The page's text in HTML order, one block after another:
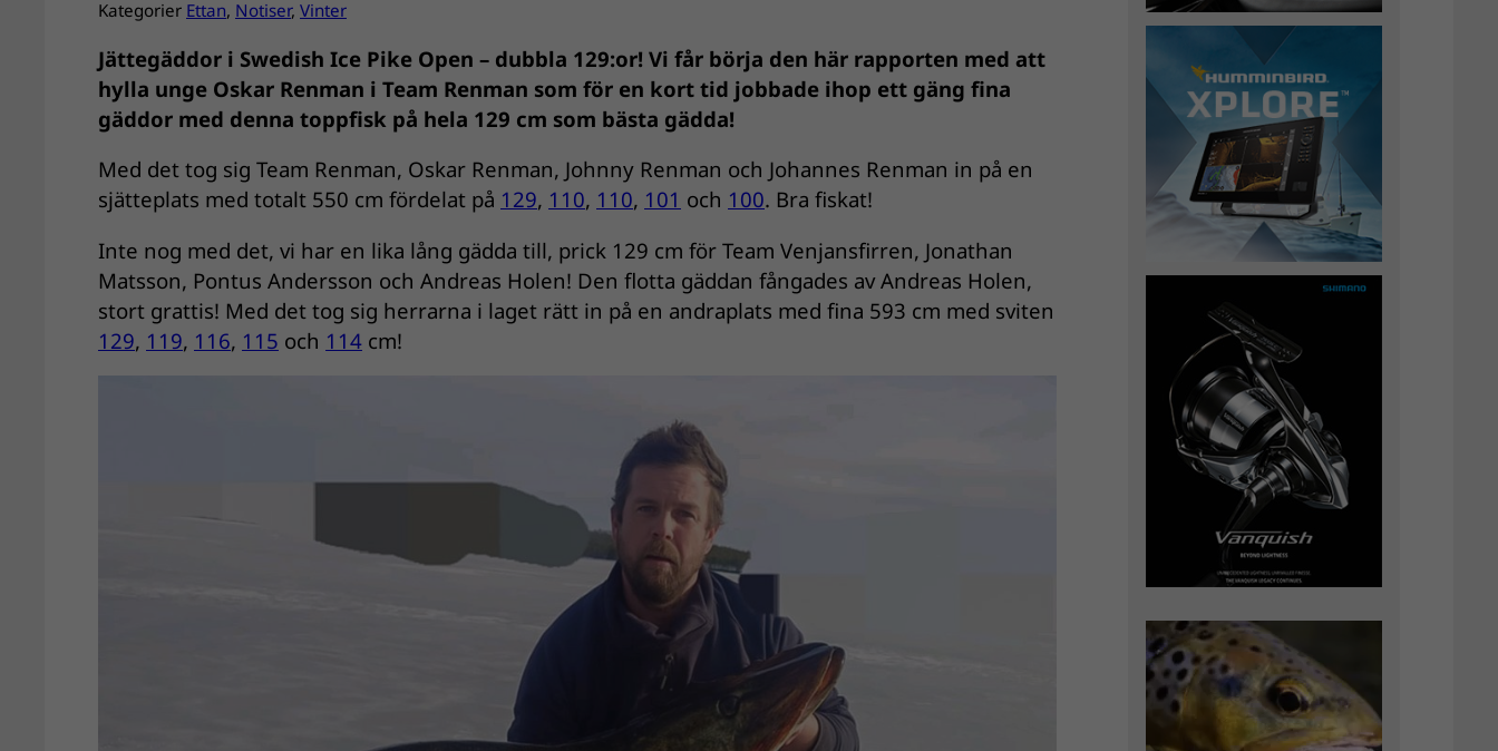
Kategorier Ettan, Notiser, Vinter
Jättegäddor i Swedish Ice Pike Open – dubbla 129:or! Vi får börja den här rapporten med att
hylla unge Oskar Renman i Team Renman som för en kort tid jobbade ihop ett gäng fina
gäddor med denna toppfisk på hela 129 cm som bästa gädda!
Med det tog sig Team Renman, Oskar Renman, Johnny Renman och Johannes Renman in på en
sjätteplats med totalt 550 cm fördelat på 129, 110, 110, 101 och 100. Bra fiskat!
Inte nog med det, vi har en lika lång gädda till, prick 129 cm för Team Venjansfirren, Jonathan
Matsson, Pontus Andersson och Andreas Holen! Den flotta gäddan fångades av Andreas Holen,
stort grattis! Med det tog sig herrarna i laget rätt in på en andraplats med fina 593 cm med sviten
129, 119, 116, 115 och 114 cm!